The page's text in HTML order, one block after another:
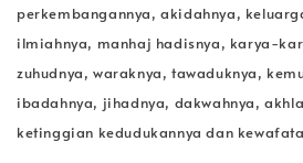
perkembangannya, akidahnya,
ilmiahnya, manhaj hadisnya, karya-
zuhudnya, waraknya, tawaduknya,
ibadahnya, jihadnya, dakwahnya,
ketinggian kedudukannya dan